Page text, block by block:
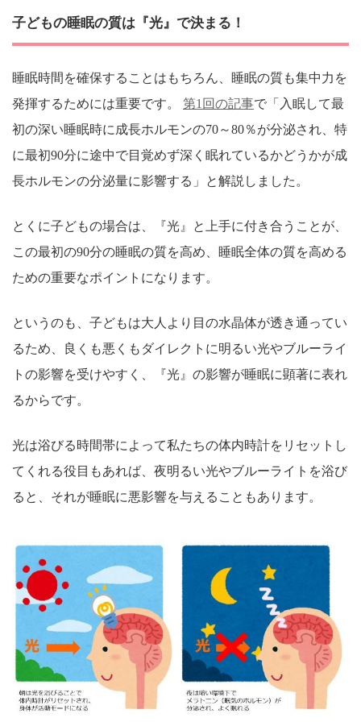
子どもの睡眠の質は『光』で決まる！
睡眠時間を確保することはもちろん、睡眠の質も集中力を
発揮するためには重要です。 第1回の記事で「入眠して最
初の深い睡眠時に成長ホルモンの70～80％が分泌され、特
に最初90分に途中で目覚めず深く眠れているかどうかが成
長ホルモンの分泌量に影響する」と解説しました。
とくに子どもの場合は、『光』と上手に付き合うことが、
この最初の90分の睡眠の質を高め、睡眠全体の質を高める
ための重要なポイントになります。
というのも、子どもは大人より目の水晶体が透き通ってい
るため、良くも悪くもダイレクトに明るい光やブルーライ
トの影響を受けやすく、『光』の影響が睡眠に顕著に表れ
るからです。
光は浴びる時間帯によって私たちの体内時計をリセットし
てくれる役目もあれば、夜明るい光やブルーライトを浴び
ると、それが睡眠に悪影響を与えることもあります。